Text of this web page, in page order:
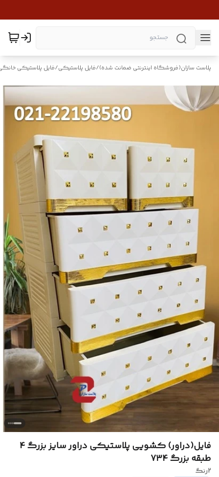
پلاست سازان(فروشگاه اینترنتی ضمانت شده)/فایل پلاستیکی/فایل پلاستیکی
فایل(دراور) کشویی پلاستیکی دراور سایز بزرگ 4
طبقه بزرگ 734
2رنگ